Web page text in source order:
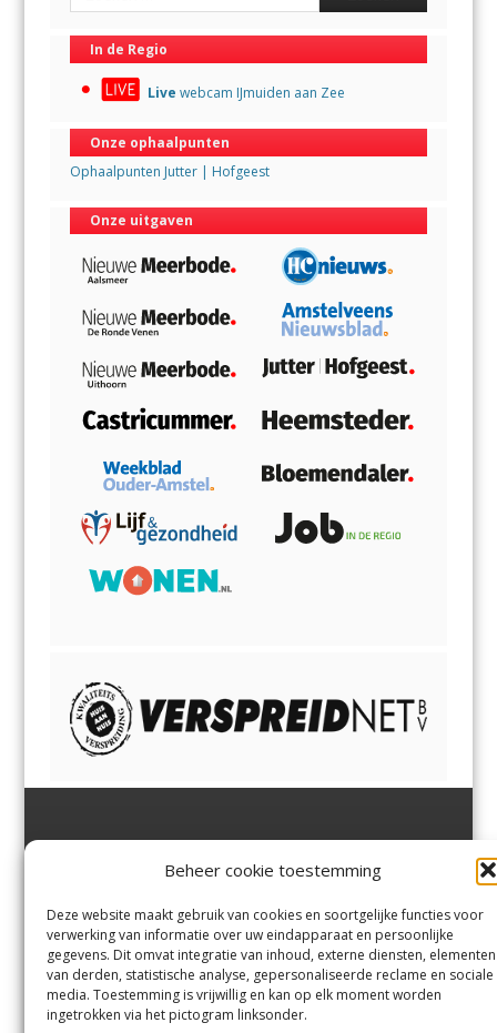
Beheer cookie toestemming
Deze website maakt gebruik van cookies en soortgelijke functies voor
verwerking van informatie over uw eindapparaat en persoonlijke
gegevens. Dit omvat integratie van inhoud, externe diensten, elementen
van derden, statistische analyse, gepersonaliseerde reclame en sociale
media. Toestemming is vrijwillig en kan op elk moment worden
ingetrokken via het pictogram linksonder.
In de Regio
Live webcam IJmuiden aan Zee
Onze ophaalpunten
Ophaalpunten Jutter | Hofgeest
Onze uitgaven
Margadantstraat 34
0255-533900
info@jutter.nlofinfo@hofgee
st.nl
Velserbroek,Velsen-Zuid,
Zuid,Driehuisen
Spaarnwoude.
Contact
Andere uitgaven